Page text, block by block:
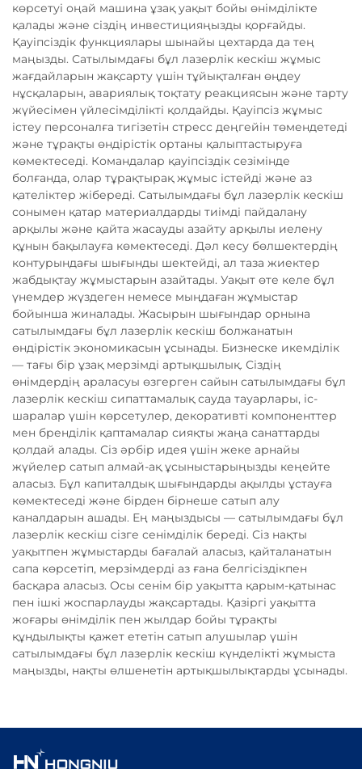
көрсетуі оңай машина ұзақ уақыт бойы өнімділікте
қалады және сіздің инвестицияңызды қорғайды.
Қауіпсіздік функциялары шынайы цехтарда да тең
маңызды. Сатылымдағы бұл лазерлік кескіш жұмыс
жағдайларын жақсарту үшін тұйықталған өңдеу
нұсқаларын, авариялық тоқтату реакциясын және тарту
жүйесімен үйлесімділікті қолдайды. Қауіпсіз жұмыс
істеу персоналға тигізетін стресс деңгейін төмендетеді
және тұрақты өндірістік ортаны қалыптастыруға
көмектеседі. Командалар қауіпсіздік сезімінде
болғанда, олар тұрақтырақ жұмыс істейді және аз
қателіктер жібереді. Сатылымдағы бұл лазерлік кескіш
сонымен қатар материалдарды тиімді пайдалану
арқылы және қайта жасауды азайту арқылы иелену
құнын бақылауға көмектеседі. Дәл кесу бөлшектердің
контурындағы шығынды шектейді, ал таза жиектер
жабдықтау жұмыстарын азайтады. Уақыт өте келе бұл
үнемдер жүздеген немесе мыңдаған жұмыстар
бойынша жиналады. Жасырын шығындар орнына
сатылымдағы бұл лазерлік кескіш болжанатын
өндірістік экономикасын ұсынады. Бизнеске икемділік
— тағы бір ұзақ мерзімді артықшылық. Сіздің
өнімдердің араласуы өзгерген сайын сатылымдағы бұл
лазерлік кескіш сипаттамалық сауда тауарлары, іс-
шаралар үшін көрсетулер, декоративті компоненттер
мен бренділік қаптамалар сияқты жаңа санаттарды
қолдай алады. Сіз әрбір идея үшін жеке арнайы
жүйелер сатып алмай-ақ ұсыныстарыңызды кеңейте
аласыз. Бұл капиталдық шығындарды ақылды ұстауға
көмектеседі және бірден бірнеше сатып алу
каналдарын ашады. Ең маңыздысы — сатылымдағы бұл
лазерлік кескіш сізге сенімділік береді. Сіз нақты
уақытпен жұмыстарды бағалай аласыз, қайталанатын
сапа көрсетіп, мерзімдерді аз ғана белгісіздікпен
басқара аласыз. Осы сенім бір уақытта қарым-қатынас
пен ішкі жоспарлауды жақсартады. Қазіргі уақытта
жоғары өнімділік пен жылдар бойы тұрақты
құндылықты қажет ететін сатып алушылар үшін
сатылымдағы бұл лазерлік кескіш күнделікті жұмыста
маңызды, нақты өлшенетін артықшылықтарды ұсынады.